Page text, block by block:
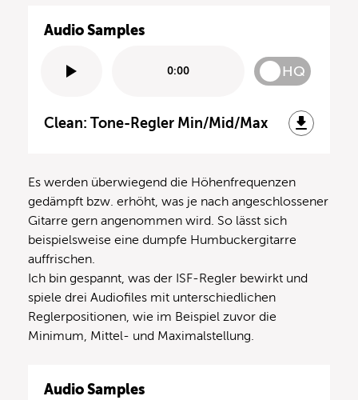
Audio Samples
0:00 HQ
Clean: Tone-Regler Min/Mid/Max
Es werden überwiegend die Höhenfrequenzen
gedämpft bzw. erhöht, was je nach angeschlossener
Gitarre gern angenommen wird. So lässt sich
beispielsweise eine dumpfe Humbuckergitarre
auffrischen.
Ich bin gespannt, was der ISF-Regler bewirkt und
spiele drei Audiofiles mit unterschiedlichen
Reglerpositionen, wie im Beispiel zuvor die
Minimum, Mittel- und Maximalstellung.
Audio Samples